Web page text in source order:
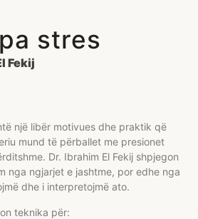
stres
Fekij
një libër motivues dhe praktik që
mund të përballet me presionet
Dr. Ibrahim El Fekij shpjegon
nga ngjarjet e jashtme, por edhe nga
dhe i interpretojmë ato.
teknika për: